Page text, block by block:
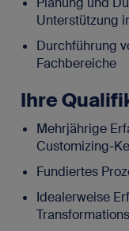
Unterstützung
Durchführung
Fachbereiche
Ihre
Mehrjährige
Customizing-
Fundiertes
Idealerweise